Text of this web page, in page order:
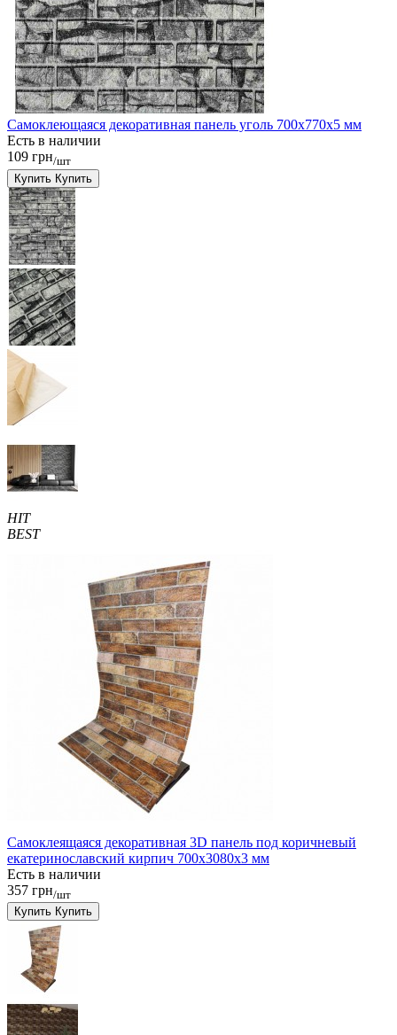
Самоклеющаяся декоративная панель уголь 700x770x5 мм
Есть в наличии
109 грн/шт
Купить Купить
HIT
BEST
Самоклеящаяся декоративная 3D панель под коричневый
екатеринославский кирпич 700x3080x3 мм
Есть в наличии
357 грн/шт
Купить Купить